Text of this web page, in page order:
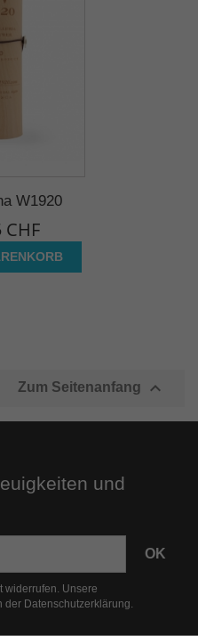
W1920
CHF
Zum Seitenanfang 
und
widerrufen. Unsere
der Datenschutzerklärung.